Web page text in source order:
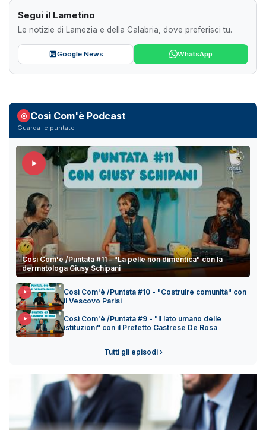
Segui il Lametino
Le notizie di Lamezia e della Calabria, dove preferisci tu.
Google News WhatsApp
Così Com'è Podcast
Guarda le puntate
Così Com'è /Puntata #11 - "La pelle non dimentica" con la
dermatologa Giusy Schipani
Così Com'è /Puntata #10 - "Costruire comunità" con
il Vescovo Parisi
Così Com'è /Puntata #9 - "Il lato umano delle
istituzioni" con il Prefetto Castrese De Rosa
Tutti gli episodi ›